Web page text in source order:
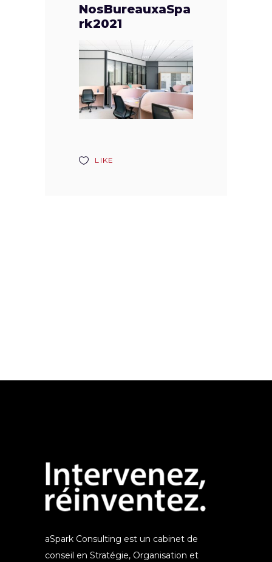
NosBureauxaSpa
rk2021
LIKE
aSpark Consulting est un cabinet de
conseil en Stratégie, Organisation et